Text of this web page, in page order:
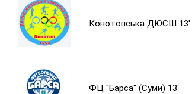
Конотопська ДЮСШ 13'
ФЦ "Барса" (Суми) 13'